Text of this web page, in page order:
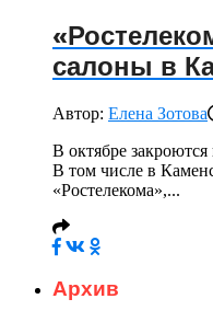
салоны в
Автор: Елена Зотова
В октябре
В том числе в
«Ростелекома»,...
Архив